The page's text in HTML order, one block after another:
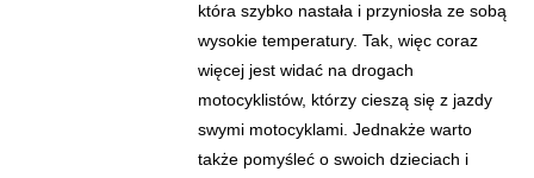
która szybko nastała i przyniosła ze sobą
wysokie temperatury. Tak, więc coraz
więcej jest widać na drogach
motocyklistów, którzy cieszą się z jazdy
swymi motocyklami. Jednakże warto
także pomyśleć o swoich dzieciach i